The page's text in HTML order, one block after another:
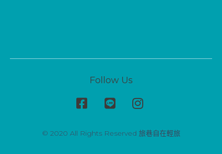
Follow Us
© 2020 All Rights Reserved 旅巷自在輕旅